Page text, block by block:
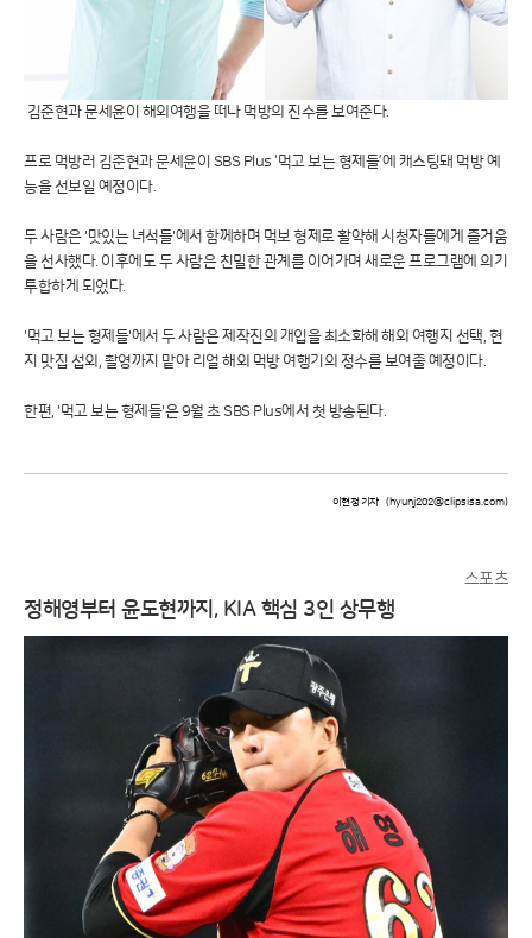
김준현과 문세윤이 해외여행을 떠나 먹방의 진수를 보여준다.
프로 먹방러 김준현과 문세윤이 SBS Plus ‘먹고 보는 형제들’에 캐스팅돼 먹방 예
능을 선보일 예정이다.
두 사람은 '맛있는 녀석들'에서 함께하며 먹보 형제로 활약해 시청자들에게 즐거움
을 선사했다. 이후에도 두 사람은 친밀한 관계를 이어가며 새로운 프로그램에 의기
투합하게 되었다.
'먹고 보는 형제들'에서 두 사람은 제작진의 개입을 최소화해 해외 여행지 선택, 현
지 맛집 섭외, 촬영까지 맡아 리얼 해외 먹방 여행기의 정수를 보여줄 예정이다.
한편, '먹고 보는 형제들'은 9월 초 SBS Plus에서 첫 방송된다.
이현정 기자 (hyunj202@clipsisa.com)
스포츠
정해영부터 윤도현까지, KIA 핵심 3인 상무행